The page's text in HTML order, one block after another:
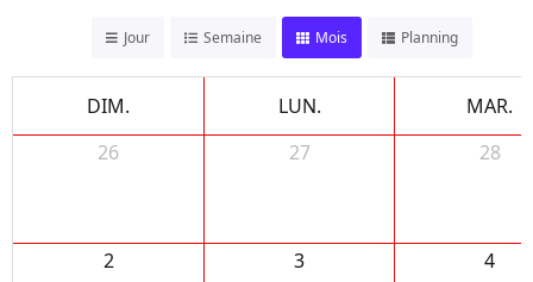
Jour Semaine Mois Planning
DIM. LUN.
MAR.
26
27 28
2 3 4